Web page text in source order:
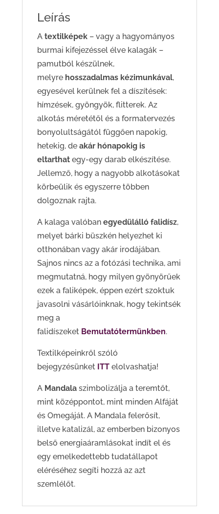
Leírás
Atextilképek– vagy a hagyományos
burmai kifejezéssel élve kalagák –
pamutból készülnek,
melyre hosszadalmas kézimunkával,
egyesével kerülnek fel a díszítések:
hímzések, gyöngyök, flitterek. Az
alkotás méretétől és a formatervezés
bonyolultságától függően napokig,
hetekig, de akár hónapokig is
eltarthat egy-egy darab elkészítése.
Jellemző, hogy a nagyobb alkotásokat
körbeülik és egyszerre többen
dolgoznak rajta.
A kalaga valóban egyedülálló falidísz,
melyet bárki büszkén helyezhet ki
otthonában vagy akár irodájában.
Sajnos nincs az a fotózási technika, ami
megmutatná, hogy milyen gyönyörűek
ezek a faliképek, éppen ezért szoktuk
javasolni vásárlóinknak, hogy tekintsék
meg a
falidíszeket Bemutatótermünkben.
Textilképeinkről szóló
bejegyzésünketITT elolvashatja!
A Mandalaszimbolizálja a teremtőt,
mint középpontot, mint minden Alfáját
és Omegáját. A Mandala felerősít,
illetve katalizál, az emberben bizonyos
belső energiaáramlásokat indít el és
egy emelkedettebb tudatállapot
eléréséhez segíti hozzá az azt
szemlélőt.